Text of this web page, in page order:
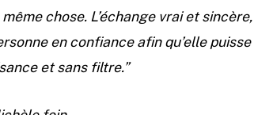
chose. L’échange vrai et
en confiance afin qu’elle
et sans filtre.”